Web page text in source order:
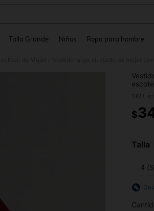
Talla Grande Niños Ropa para hombre
$
Talla
4